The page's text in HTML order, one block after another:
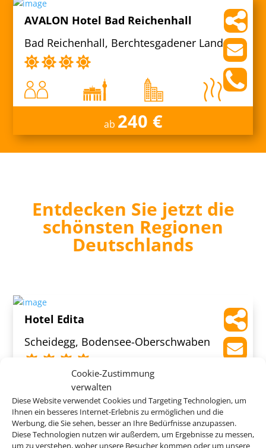
Cookie-Zustimmung
verwalten
Diese Website verwendet Cookies und Targeting Technologien, um
Ihnen ein besseres Internet-Erlebnis zu ermöglichen und die
Werbung, die Sie sehen, besser an Ihre Bedürfnisse anzupassen.
Diese Technologien nutzen wir außerdem, um Ergebnisse zu messen,
um zu verstehen, woher unsere Besucher kommen oder um unsere
AVALON Hotel Bad Reichenhall
Bad Reichenhall, Berchtesgadener Land
ab 240 €
Entdecken Sie jetzt die
schönsten Regionen
Deutschlands
Hotel Edita
Scheidegg, Bodensee-Oberschwaben
ab444 €